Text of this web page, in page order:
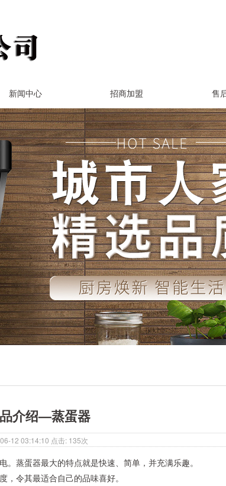
新闻中心 招商加盟 售
介绍—蒸蛋器
12 03:14:10 点击: 135次
蒸蛋器最大的特点就是快速、简单，并充满乐趣。
，令其最适合自己的品味喜好。